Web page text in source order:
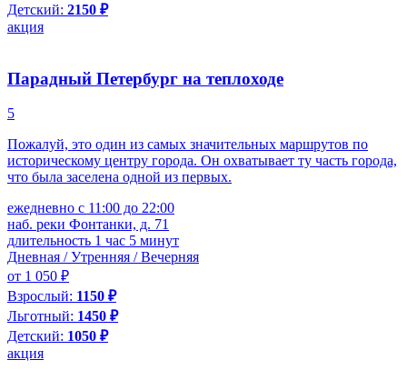
Детский: 2150 ₽
акция
Парадный Петербург на теплоходе
5
Пожалуй, это один из самых значительных маршрутов по
историческому центру города. Он охватывает ту часть города,
что была заселена одной из первых.
ежедневно с 11:00 до 22:00
наб. реки Фонтанки, д. 71
длительность 1 час 5 минут
Дневная / Утренняя / Вечерняя
от 1 050 ₽
Взрослый: 1150 ₽
Льготный: 1450 ₽
Детский: 1050 ₽
акция